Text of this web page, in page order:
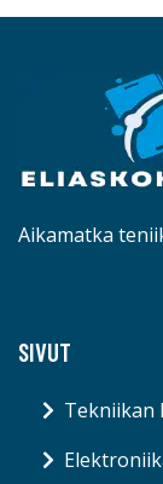
Aikamatka
SIVUT
Tekniikan